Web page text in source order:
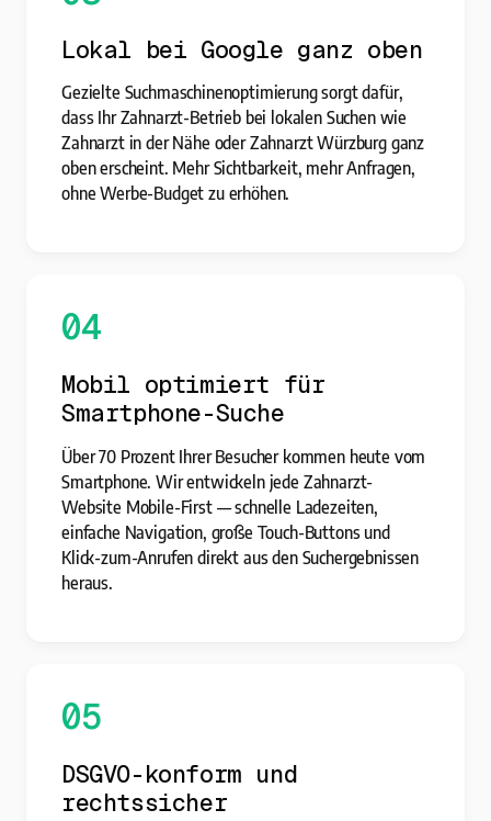
Lokal bei Google ganz oben
Gezielte Suchmaschinenoptimierung sorgt dafür,
dass Ihr Zahnarzt-Betrieb bei lokalen Suchen wie
Zahnarzt in der Nähe oder Zahnarzt Würzburg ganz
oben erscheint. Mehr Sichtbarkeit, mehr Anfragen,
ohne Werbe-Budget zu erhöhen.
04
Mobil optimiert für
Smartphone-Suche
Über 70 Prozent Ihrer Besucher kommen heute vom
Smartphone. Wir entwickeln jede Zahnarzt-
Website Mobile-First — schnelle Ladezeiten,
einfache Navigation, große Touch-Buttons und
Klick-zum-Anrufen direkt aus den Suchergebnissen
heraus.
05
DSGVO-konform und
rechtssicher